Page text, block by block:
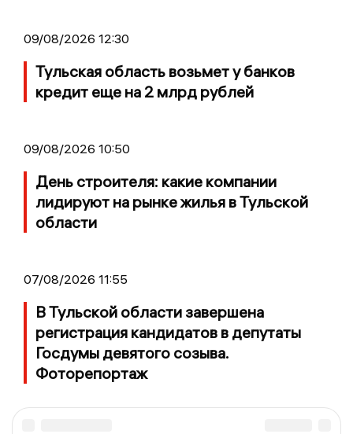
09/08/2026 12:30
Тульская область возьмет у банков
кредит еще на 2 млрд рублей
09/08/2026 10:50
День строителя: какие компании
лидируют на рынке жилья в Тульской
области
07/08/2026 11:55
В Тульской области завершена
регистрация кандидатов в депутаты
Госдумы девятого созыва.
Фоторепортаж